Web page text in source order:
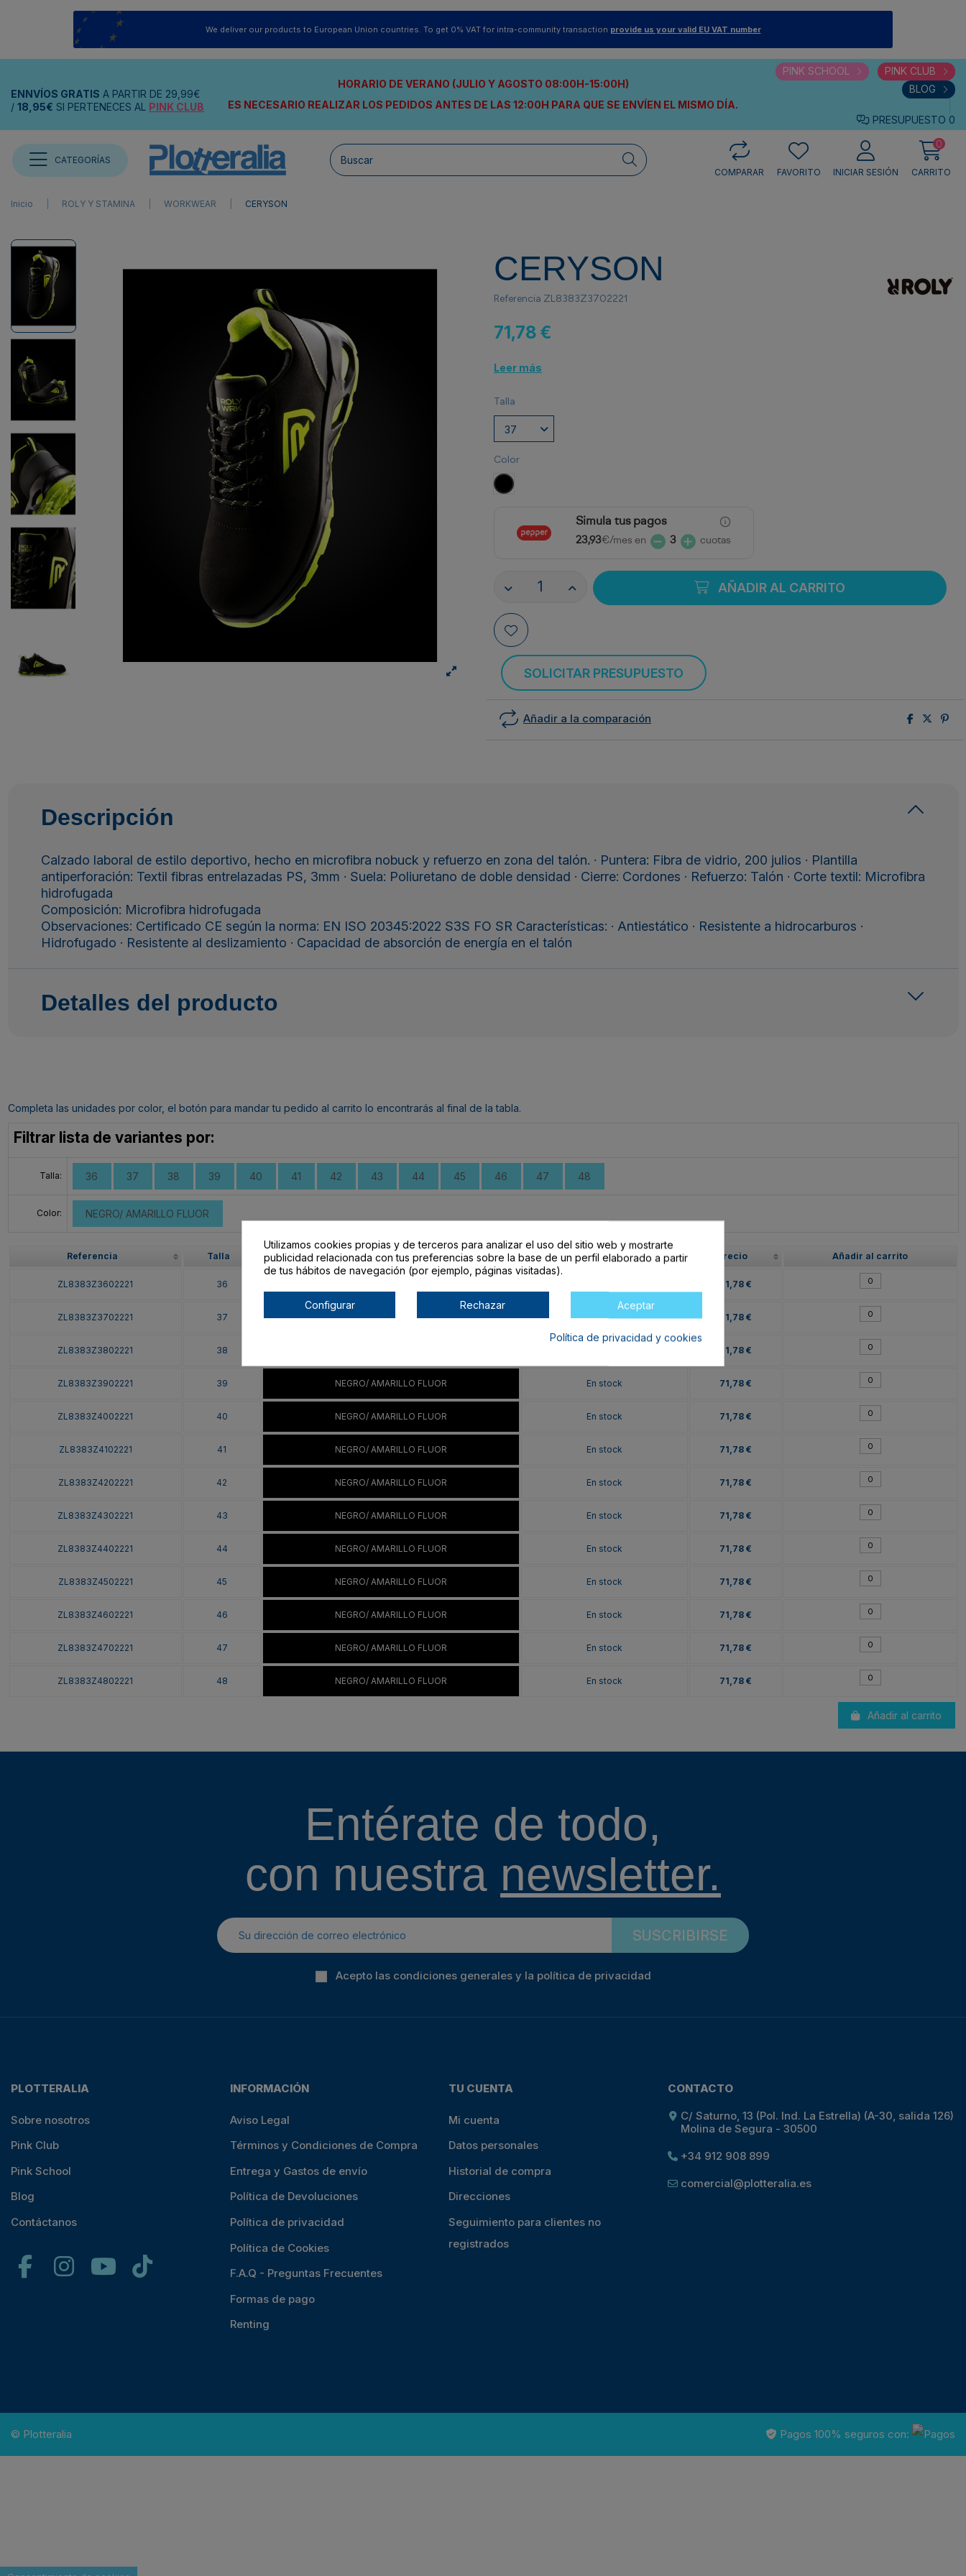
We deliver our products to European Union countries. To get 0% VAT for intra-community transaction provide us your valid EU VAT number
ENNVÍOS GRATIS A PARTIR DE 29,99€
/ 18,95€ SI PERTENECES AL PINK CLUB
HORARIO DE VERANO (JULIO Y AGOSTO 08:00H-15:00H)
ES NECESARIO REALIZAR LOS PEDIDOS ANTES DE LAS 12:00H PARA QUE SE ENVÍEN EL MISMO DÍA.
PINK SCHOOL
PINK CLUB
BLOG
PRESUPUESTO 0
CATEGORÍAS
COMPARAR
FAVORITO INICIAR SESIÓN
0
CARRITO
Inicio ROLY Y STAMINA WORKWEAR CERYSON
CERYSON
Referencia ZL8383Z3702221
71,78 €
Leer más
Talla
Color
NEGRO/ AMARILLO FLUOR
Simula tus pagos
23,93€/mes en 3 cuotas
AÑADIR AL CARRITO
SOLICITAR PRESUPUESTO
Añadir a la comparación
Descripción
Calzado laboral de estilo deportivo, hecho en microfibra nobuck y refuerzo en zona del talón. · Puntera: Fibra de vidrio, 200 julios · Plantilla
antiperforación: Textil fibras entrelazadas PS, 3mm · Suela: Poliuretano de doble densidad · Cierre: Cordones · Refuerzo: Talón · Corte textil: Microfibra
hidrofugada
Composición: Microfibra hidrofugada
Observaciones: Certificado CE según la norma: EN ISO 20345:2022 S3S FO SR Características: · Antiestático · Resistente a hidrocarburos ·
Hidrofugado · Resistente al deslizamiento · Capacidad de absorción de energía en el talón
Detalles del producto
Completa las unidades por color, el botón para mandar tu pedido al carrito lo encontrarás al final de la tabla.
Filtrar lista de variantes por:
Talla: 36 37 38 39 40 41 42 43 44 45 46 47 48
Color: NEGRO/ AMARILLO FLUOR
Referencia Talla Color Disponibilidad Precio Añadir al carrito
ZL8383Z3602221 36 71,78 €
ZL8383Z3702221 37 NEGRO/ AMARILLO FLUOR En stock 71,78 €
ZL8383Z3802221 38 71,78 €
ZL8383Z3902221 39 NEGRO/ AMARILLO FLUOR En stock 71,78 €
ZL8383Z4002221 40 NEGRO/ AMARILLO FLUOR En stock 71,78 €
ZL8383Z4102221 41 NEGRO/ AMARILLO FLUOR En stock 71,78 €
ZL8383Z4202221 42 NEGRO/ AMARILLO FLUOR En stock 71,78 €
ZL8383Z4302221 43 NEGRO/ AMARILLO FLUOR En stock 71,78 €
ZL8383Z4402221 44 NEGRO/ AMARILLO FLUOR En stock 71,78 €
ZL8383Z4502221 45 NEGRO/ AMARILLO FLUOR En stock 71,78 €
ZL8383Z4602221 46 NEGRO/ AMARILLO FLUOR En stock 71,78 €
ZL8383Z4702221 47 NEGRO/ AMARILLO FLUOR En stock 71,78 €
ZL8383Z4802221 48 NEGRO/ AMARILLO FLUOR En stock 71,78 €
Añadir al carrito
Entérate de todo,
con nuestra newsletter.
SUSCRIBIRSE
Acepto las condiciones generales y la política de privacidad
PLOTTERALIA
Sobre nosotros
Pink Club
Pink School
Blog
Contáctanos
INFORMACIÓN
Aviso Legal
Términos y Condiciones de Compra
Entrega y Gastos de envío
Política de Devoluciones
Política de privacidad
Política de Cookies
F.A.Q - Preguntas Frecuentes
Formas de pago
Renting
TU CUENTA
Mi cuenta
Datos personales
Historial de compra
Direcciones
Seguimiento para clientes no
registrados
CONTACTO
C/ Saturno, 13 (Pol. Ind. La Estrella) (A-30, salida 126)
Molina de Segura - 30500
+34 912 908 899
comercial@plotteralia.es
© Plotteralia Pagos 100% seguros con:
Utilizamos cookies propias y de terceros para analizar el uso del sitio web y mostrarte
publicidad relacionada con tus preferencias sobre la base de un perfil elaborado a partir
de tus hábitos de navegación (por ejemplo, páginas visitadas).
Configurar Rechazar Aceptar
Política de privacidad y cookies